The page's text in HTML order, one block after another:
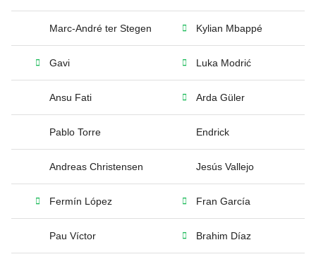
Marc-André ter Stegen Kylian Mbappé
Gavi Luka Modrić
Ansu Fati Arda Güler
Pablo Torre Endrick
Andreas Christensen Jesús Vallejo
Fermín López Fran García
Pau Víctor Brahim Díaz